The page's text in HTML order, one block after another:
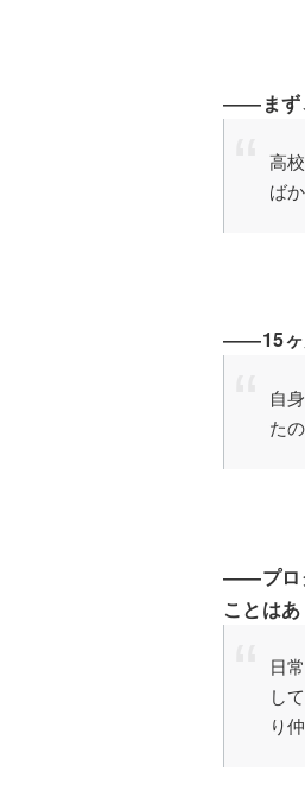
――まず
高
ば
――15ヶ
自
た
――プロ
ことは
日
し
り